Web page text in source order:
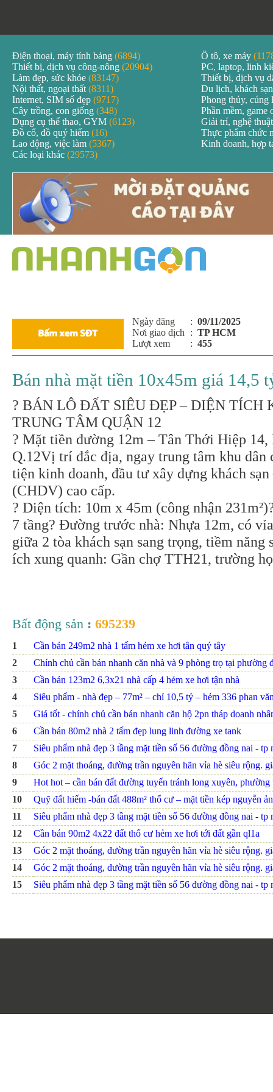
Điện thoại, máy tính bảng (6894) Ô tô, xe máy
Thiết bị, dịch vụ công-nông (20904)
PC, laptop, linh
Làm đẹp, sức khỏe (83147)
Thiết bị, dịch vụ
Nội thất, ngoại thất (8311)
Du lịch, khách
Internet, SIM số đẹp (9717)
Phong thủy, cúng
Cây trồng, con giống (348)
Phần mềm, game
Dụng cụ thể thao, GYM (6123)
Giải trí, nghệ
Đồ cổ, đồ quý hiếm (16)
Thực phẩm chức
Lao động, việc làm (5367)
Kinh doanh, hợp
Các loại khác (29573)
Ngày đăng : 09/11/2025
Nơi giao dịch : TP HCM
Lượt xem
: 455
Bán nhà mặt tiền 10x45m giá 14,5
?️ BÁN LÔ ĐẤT SIÊU ĐẸP – DIỆN TÍCH
TRUNG TÂM QUẬN 12
? Mặt tiền đường 12m – Tân Thới Hiệp 14,
Q.12Vị trí đắc địa, ngay trung tâm khu dân
tiện kinh doanh, đầu tư xây dựng khách
(CHDV) cao cấp.
? Diện tích: 10m x 45m (công nhận
7 tầng? Đường trước nhà: Nhựa 12m, có
giữa 2 tòa khách sạn sang trọng, tiềm
ích xung quanh: Gần chợ TTH21, trường
Bất động sản : 695239
1
Cần bán 249m2 nhà 1 tấm hẻm xe hơi tân quý tây
2
Chính chủ cần bán nhanh căn nhà và 9 phòng trọ tại phường
3
Cần bán 123m2 6,3x21 nhà cấp 4 hẻm xe hơi tận nhà
4
Siêu phẩm - nhà đẹp – 77m² – chỉ 10,5 tỷ – hẻm 336 phan
5
Giá tốt - chính chủ cần bán nhanh căn hộ 2pn tháp doanh
6
Cần bán 80m2 nhà 2 tấm đẹp lung linh đường xe tank
7
Siêu phẩm nhà đẹp 3 tầng mặt tiền số 56 đường đồng nai - tp
8
Góc 2 mặt thoáng, đường trần nguyên hãn vỉa hè siêu rộng.
9
Hot hot – cần bán đất đường tuyến tránh long xuyên, phường
10
Quỹ đất hiếm -bán đất 488m² thổ cư – mặt tiền kép nguyễn
11
Siêu phẩm nhà đẹp 3 tầng mặt tiền số 56 đường đồng nai - tp
12
Cần bán 90m2 4x22 đất thổ cư hẻm xe hơi tới đất gần ql1a
13
Góc 2 mặt thoáng, đường trần nguyên hãn vỉa hè siêu rộng.
14
Góc 2 mặt thoáng, đường trần nguyên hãn vỉa hè siêu rộng.
15
Siêu phẩm nhà đẹp 3 tầng mặt tiền số 56 đường đồng nai - tp